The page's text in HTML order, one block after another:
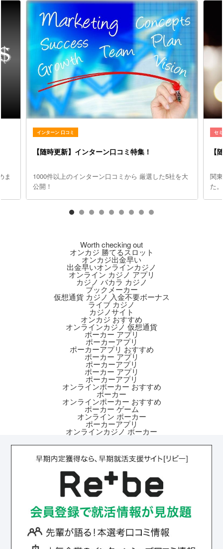
ま
インターン 口コミ
【随時更新】インターン口コミ特集！
1000件以上のインターン口コミから 厳選した5社を大
公開！
セ
【
関
た。
Worth checking out
オンカジ 勝てるスロット
オンカジ出金早い
出金早いオンラインカジノ
オンライン カジノ アプリ
カジノ バカラ カジノ
ブックメーカー
仮想通貨 カジノ 入金不要ボーナス
ライブ カジノ
カジノサイト
オンカジ おすすめ
オンラインカジノ 仮想通貨
ポーカー アプリ
ポーカーアプリ
ポーカーアプリ おすすめ
ポーカー アプリ
ポーカーアプリ
ポーカー アプリ
ポーカーアプリ
オンラインポーカー おすすめ
ポーカー
オンラインポーカー おすすめ
ポーカー ゲーム
オンライン ポーカー
ポーカーアプリ
オンラインカジノ ポーカー